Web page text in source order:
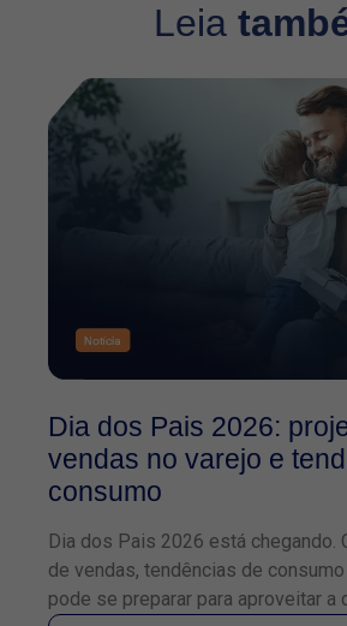
Leia
Dia dos Pais 2026:
vendas no varejo e
consumo
Dia dos Pais 2026 está chegando.
de vendas, tendências de
pode se preparar para aproveitar a